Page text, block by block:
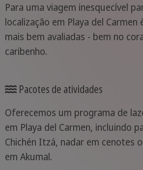
Para uma viagem inesquecível
localização em Playa del Carmen
mais bem avaliadas - bem no
caribenho.
Pacotes de atividades
Oferecemos um programa de
em Playa del Carmen, incluindo
Chichén Itzá, nadar em cenotes
em Akumal.